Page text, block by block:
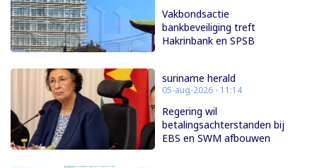
Vakbondsactie
bankbeveiliging treft
Hakrinbank en SPSB
suriname herald
05-aug-2026 - 11:14
Regering wil
betalingsachterstanden bij
EBS en SWM afbouwen